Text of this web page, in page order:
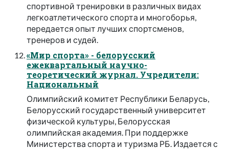
спортивной тренировки в различных видах
легкоатлетического спорта и многоборья,
передается опыт лучших спортсменов,
тренеров и судей.
«Мир спорта» - белорусский
ежеквартальный научно-
теоретический журнал. Учредители:
Национальный
Олимпийский комитет Республики Беларусь,
Белорусский государственный университет
физической культуры, Белорусская
олимпийская академия. При поддержке
Министерства спорта и туризма РБ. Издается с